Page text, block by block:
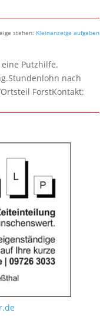
stehen: Kleinanzeige aufgeben
Putzhilfe.
nach
ForstKontakt: